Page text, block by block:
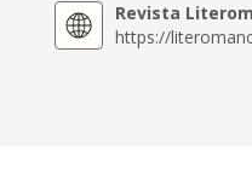
Revista
https://